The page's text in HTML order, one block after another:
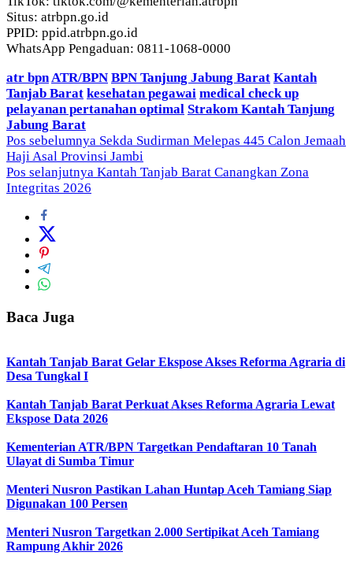
Situs: atrbpn.go.id
PPID: ppid.atrbpn.go.id
WhatsApp Pengaduan: 0811-1068-0000
atr bpnATR/BPN BPN Tanjung Jabung Barat Kantah
Tanjab Barat kesehatan pegawai medical check up
pelayanan pertanahan optimal Strakom Kantah Tanjung
Jabung Barat
Navigasi
pos
Pos sebelumnya Sekda Sudirman Melepas 445 Calon Jemaah
Haji Asal Provinsi Jambi
Pos selanjutnya Kantah Tanjab Barat Canangkan Zona
Integritas 2026
Baca Juga
Kantah Tanjab Barat Gelar Ekspose Akses Reforma Agraria di
Desa Tungkal I
Kantah Tanjab Barat Perkuat Akses Reforma Agraria Lewat
Ekspose Data 2026
Kementerian ATR/BPN Targetkan Pendaftaran 10 Tanah
Ulayat di Sumba Timur
Menteri Nusron Pastikan Lahan Huntap Aceh Tamiang Siap
Digunakan 100 Persen
Menteri Nusron Targetkan 2.000 Sertipikat Aceh Tamiang
Rampung Akhir 2026